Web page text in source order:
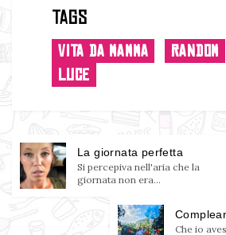
Tags
VITA DA MAMMA RANDOM
LUCE
La giornata perfetta
Si percepiva nell'aria che la
giornata non era...
Che io